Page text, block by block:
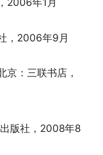
2006年1月
，2006年9月
京：三联书店，
出版社，2008年8